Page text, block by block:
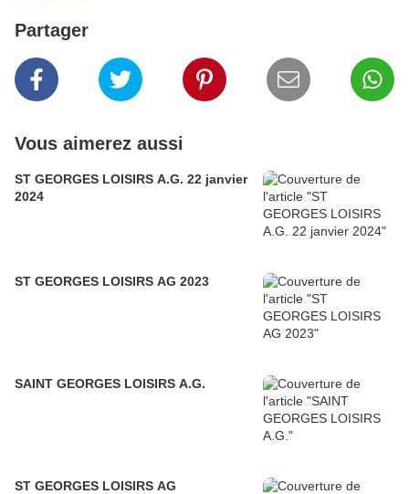
Partager
Vous aimerez aussi
ST GEORGES LOISIRS A.G. 22 janvier
2024
ST GEORGES LOISIRS AG 2023
SAINT GEORGES LOISIRS A.G.
ST GEORGES LOISIRS AG